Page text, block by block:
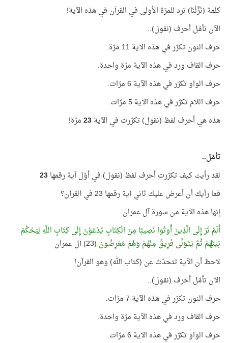
كلمة (نَزَّلْنَا) ترد للمرّة الأولى في القرآن في هذه الآية!
الآن تأمّل أحرف (نقول)..
حرف النون تكرّر في هذه الآية 11 مرّة.
حرف القاف ورد في هذه الآية مرّة واحدة.
حرف الواو تكرّر في هذه الآية 6 مرّات.
حرف اللام تكرّر في هذه الآية 5 مرّات.
هذه هي أحرف لفظ (نقول) تكرّرت في الآية23مرّة!
تأمّل..
لقد رأيت كيف تكرّرت أحرف لفظ (نقول) في أوّل آية رقمها23
فما رأيك أن أعرض عليك ثاني آية رقمها 23 في القرآن؟
إنها هذه الآية من سورة آل عمران..
أَلَمْ تَرَ إِلَى الَّذِينَ أُوتُوا نَصِيبًا مِنَ الْكِتَابِ يُدْعَوْنَ إِلَى كِتَابِ اللَّهِ لِيَحْكُمَ
بَيْنَهُمْ ثُمَّ يَتَوَلَّى فَرِيقٌ مِنْهُمْ وَهُمْ مُعْرِضُونَ (23) آل عمران
لاحظ أن الآية تتحدّث عن (كتاب الله) وهو القرآن!
الآن تأمّل أحرف (نقول)..
حرف النون تكرّر في هذه الآية 7 مرّات.
حرف القاف ورد في هذه الآية مرّة واحدة.
حرف الواو تكرّر في هذه الآية 6 مرّات.